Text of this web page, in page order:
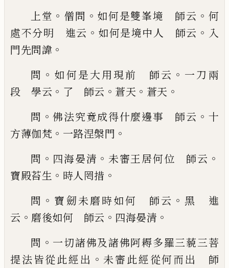
上堂 。 僧問 。 如何是雙峯境 師云 。 何
處不分明 進云 。 如何是境中人 師云 。 入
門先問諱 。
問 。 如何是大用現前 師云 。 一刀兩
段 學云 。 了 師云 。 蒼天 。 蒼天 。
問 。佛法究竟成得什麼邊事 師云 。 十
方薄伽梵 。 一路涅槃門 。
問 。 四海晏清 。 未審王居何位 師云 。
寶殿苔生 。 時人罔措 。
問 。 寶劒未磨時如何 師云 。黑 進
云 。 磨後如何 師云 。 四海晏清 。
問 。 一切諸佛及諸佛阿耨多羅三藐三菩
提法皆從此經出 。 未審此經從何而出 師